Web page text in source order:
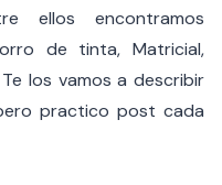
ellos encontramos
de tinta, Matricial,
los vamos a describir
practico post cada